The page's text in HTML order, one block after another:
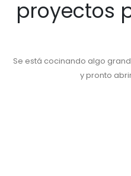
proyectos
Se está cocinando algo
y pronto